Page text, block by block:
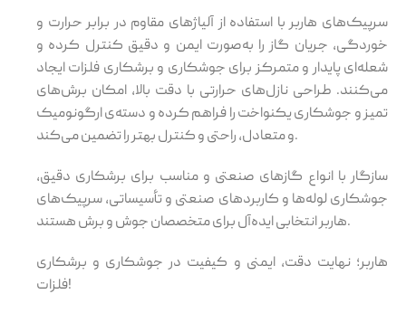
سرپیک‌های هاربر با استفاده از آلیاژهای مقاوم در برابر حرارت و
خوردگی، جریان گاز را به‌صورت ایمن و دقیق کنترل کرده و
شعله‌ای پایدار و متمرکز برای جوشکاری و برشکاری فلزات ایجاد
می‌کنند. طراحی نازل‌های حرارتی با دقت بالا، امکان برش‌های
تمیز و جوشکاری یکنواخت را فراهم کرده و دسته‌ی ارگونومیک
و متعادل، راحتی و کنترل بهتر را تضمین می‌کند.
سازگار با انواع گازهای صنعتی و مناسب برای برشکاری دقیق،
جوشکاری لوله‌ها و کاربردهای صنعتی و تأسیساتی، سرپیک‌های
هاربر انتخابی ایده‌آل برای متخصصان جوش و برش هستند.
هاربر؛ نهایت دقت، ایمنی و کیفیت در جوشکاری و برشکاری
فلزات!